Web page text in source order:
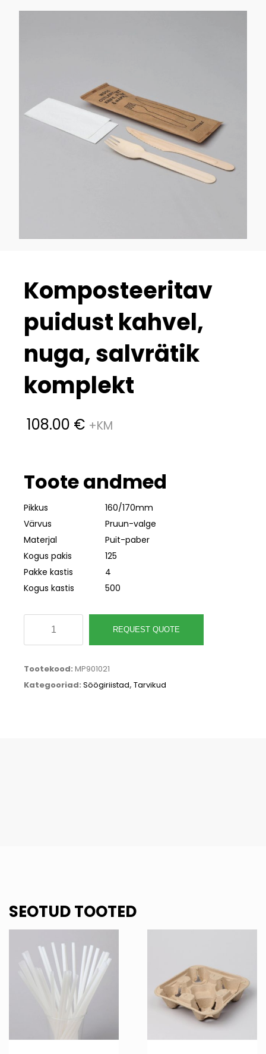
Komposteeritav
puidust kahvel,
nuga, salvrätik
komplekt
108.00 €
Toote andmed
Pikkus
160/170mm
Värvus
Pruun-valge
Materjal
Puit-paber
Kogus pakis
125
Pakke kastis
4
Kogus kastis
500
nuga,
salvrätik
REQUEST QUOTE
Tootekood: MP901021
Kategooriad: Söögiriistad, Tarvikud
SEOTUD TOOTED